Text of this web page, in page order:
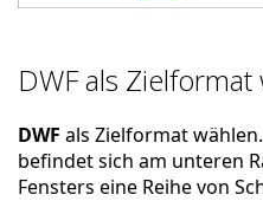
DWF als Zielformat
DWF als Zielformat
befindet sich am unteren
Fensters eine Reihe von